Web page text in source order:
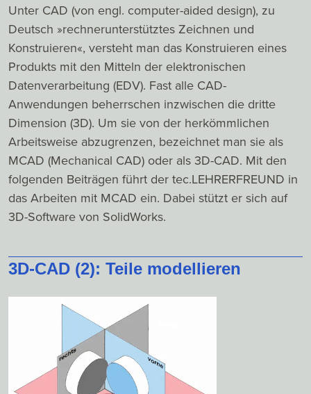
Unter CAD (von engl. computer-aided design), zu
Deutsch »rechnerunterstütztes Zeichnen und
Konstruieren«, versteht man das Konstruieren eines
Produkts mit den Mitteln der elektronischen
Datenverarbeitung (EDV). Fast alle CAD-
Anwendungen beherrschen inzwischen die dritte
Dimension (3D). Um sie von der herkömmlichen
Arbeitsweise abzugrenzen, bezeichnet man sie als
MCAD (Mechanical CAD) oder als 3D-CAD. Mit den
folgenden Beiträgen führt der tec.LEHRERFREUND in
das Arbeiten mit MCAD ein. Dabei stützt er sich auf
3D-Software von SolidWorks.
3D-CAD (2): Teile modellieren